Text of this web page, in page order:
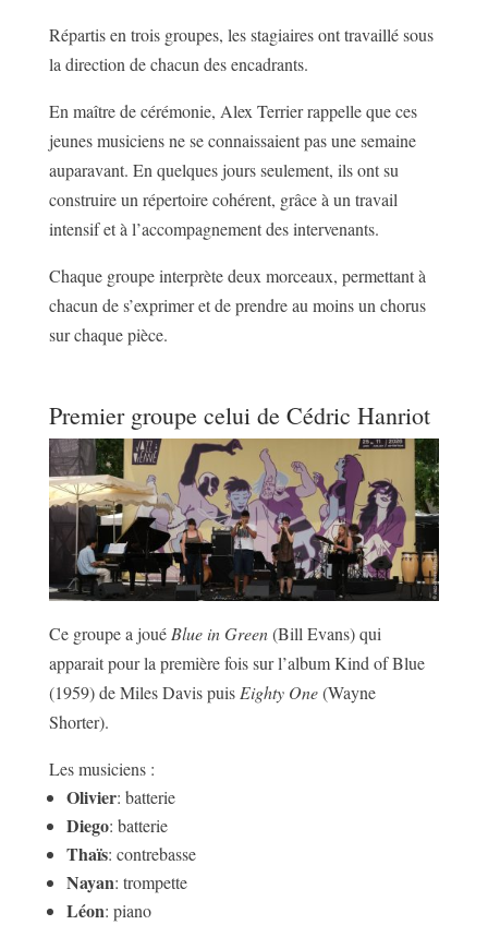
Répartis en trois groupes, les stagiaires ont travaillé sous
la direction de chacun des encadrants.
En maître de cérémonie, Alex Terrier rappelle que ces
jeunes musiciens ne se connaissaient pas une semaine
auparavant. En quelques jours seulement, ils ont su
construire un répertoire cohérent, grâce à un travail
intensif et à l’accompagnement des intervenants.
Chaque groupe interprète deux morceaux, permettant à
chacun de s’exprimer et de prendre au moins un chorus
sur chaque pièce.
Premier groupe celui de Cédric Hanriot
Ce groupe a joué Blue in Green(Bill Evans) qui
apparait pour la première fois sur l’album Kind of Blue
(1959) de Miles Davis puis Eighty One(Wayne
Shorter).
Les musiciens :
Olivier: batterie
Diego: batterie
Thaïs: contrebasse
Nayan: trompette
Léon: piano